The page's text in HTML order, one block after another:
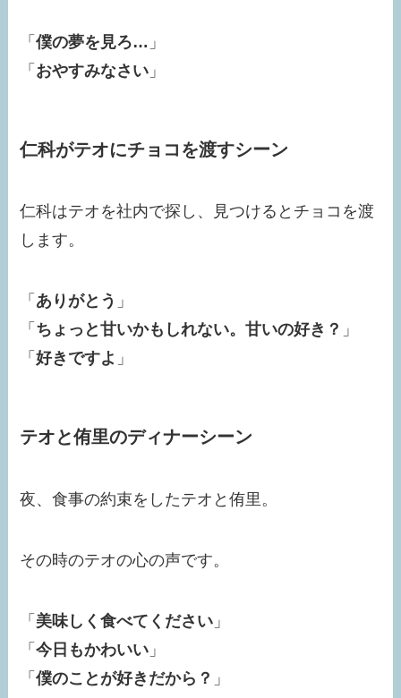
「僕の夢を見ろ… 」
「 おやすみなさい 」
仁科がテオにチョコを渡すシーン
仁科はテオを社内で探し、見つけるとチョコを渡
します。
「 ありがとう 」
「 ちょっと甘いかもしれない。甘いの好き？ 」
「好きですよ 」
テオと侑里のディナーシーン
夜、食事の約束をしたテオと侑里。
その時のテオの心の声です。
「 美味しく食べてください 」
「今日もかわいい 」
「僕のことが好きだから？ 」